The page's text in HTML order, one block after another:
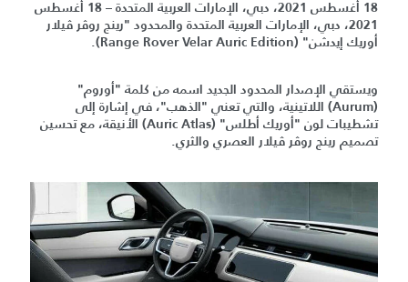
18 أغسطس 2021، دبي، الإمارات العربية المتحدة –
18 أغسطس
2021، دبي، الإمارات العربية المتحدة والمحدود "رينج روڤر ڤيلار
أوريك إيدشن" (Range Rover Velar Auric Edition).
ويستقي الإصدار المحدود الجديد اسمه من كلمة "أوروم"
(Aurum) اللاتينية، والتي تعني "الذهب"، في إشارة إلى
تشطيبات لون "أوريك أطلس" (Auric Atlas) الأنيقة، مع تحسين
تصميم رينج روڤر ڤيلار العصري والثري.